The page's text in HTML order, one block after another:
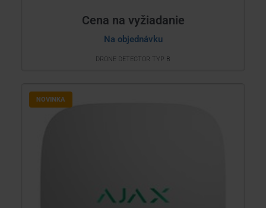
Cena na vyžiadanie
Na objednávku
DRONE DETECTOR TYP B
NOVINKA